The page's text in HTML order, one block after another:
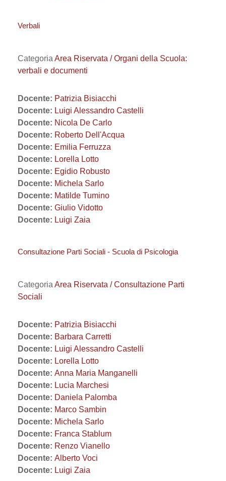
Verbali
Categoria Area Riservata / Organi della Scuola:
verbali e documenti
Docente: Patrizia Bisiacchi
Docente: Luigi Alessandro Castelli
Docente: Nicola De Carlo
Docente: Roberto Dell'Acqua
Docente: Emilia Ferruzza
Docente: Lorella Lotto
Docente: Egidio Robusto
Docente: Michela Sarlo
Docente: Matilde Tumino
Docente: Giulio Vidotto
Docente: Luigi Zaia
Consultazione Parti Sociali - Scuola di Psicologia
Categoria Area Riservata / Consultazione Parti
Sociali
Docente: Patrizia Bisiacchi
Docente: Barbara Carretti
Docente: Luigi Alessandro Castelli
Docente: Lorella Lotto
Docente: Anna Maria Manganelli
Docente: Lucia Marchesi
Docente: Daniela Palomba
Docente: Marco Sambin
Docente: Michela Sarlo
Docente: Franca Stablum
Docente: Renzo Vianello
Docente: Alberto Voci
Docente: Luigi Zaia